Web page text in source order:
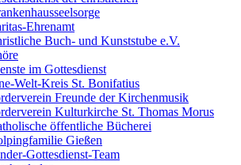
Ehrenamt
Buch- und Kunststube e.V.
im Gottesdienst
Welt-Kreis St. Bonifatius
Freunde der Kirchenmusik
Kulturkirche St. Thomas Morus
öffentliche Bücherei
Gießen
Gottesdienst-Team